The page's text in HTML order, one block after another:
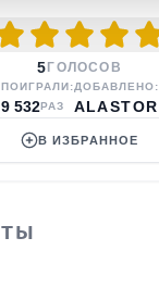
5 ГОЛОСОВ
ПОИГРАЛИ:
9 532РАЗ
ДОБАВЛЕНО:
ALASTOR
В ИЗБРАННОЕ